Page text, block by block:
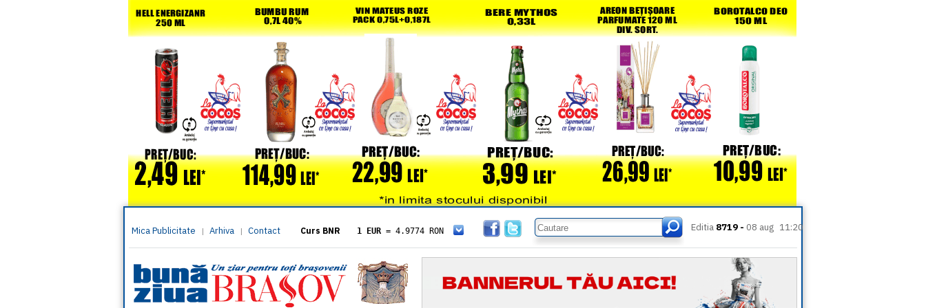
Mica Publicitate | Arhiva | Contact Curs BNR 1 EUR = 4.9774 RON
= 5.8304 RON
1 XAU= 464.4611 RON
1 AED= 1.1933 RON
1 AUD= 2.7957 RON
1 BGN= 2.5449 RON
Editia 8719 - 08 aug 11:20